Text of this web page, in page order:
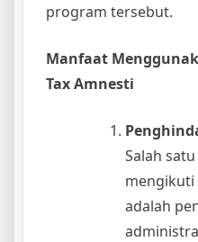
program tersebut.
Manfaat
Tax Amnesti
Salah
adalah